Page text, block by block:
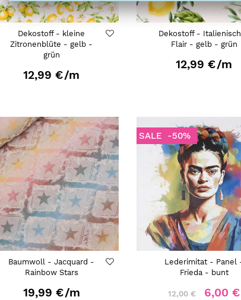
Dekostoff - kleine
Zitronenblüte - gelb -
grün
12,99 €/m
Dekostoff -
Flair - gelb - grün
12,99 €/m
Baumwoll - Jacquard -
Rainbow Stars
19,99 €/m
SALE -50%
Lederimitat - Panel
Frieda - bunt
12,00 € 6,00 €